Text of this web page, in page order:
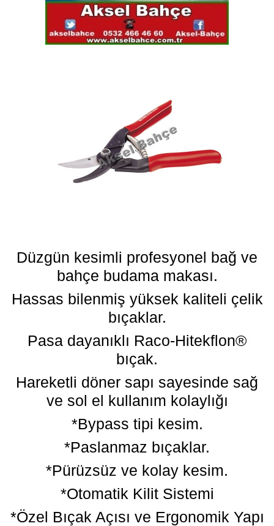
Düzgün kesimli profesyonel bağ ve
bahçe budama makası.
Hassas bilenmiş yüksek kaliteli çelik
bıçaklar.
Pasa dayanıklı Raco-Hitekflon®
bıçak.
Hareketli döner sapı sayesinde sağ
ve sol el kullanım kolaylığı
*Bypass tipi kesim.
*Paslanmaz bıçaklar.
*Pürüzsüz ve kolay kesim.
*Otomatik Kilit Sistemi
*Özel Bıçak Açısı ve Ergonomik Yapı